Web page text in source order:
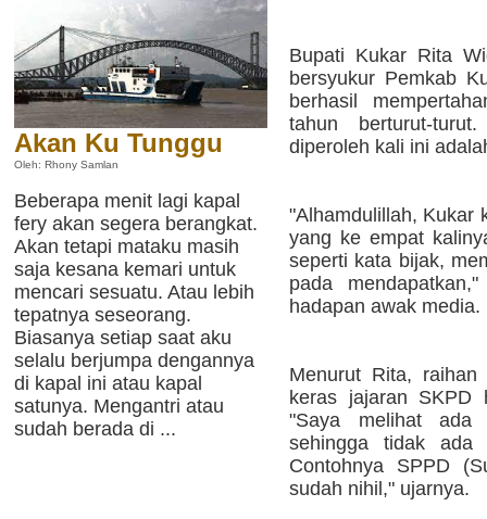
Akan Ku Tunggu
Oleh: Rhony Samlan
Beberapa menit lagi kapal
fery akan segera berangkat.
Akan tetapi mataku masih
saja kesana kemari untuk
mencari sesuatu. Atau lebih
tepatnya seseorang.
Biasanya setiap saat aku
selalu berjumpa dengannya
di kapal ini atau kapal
satunya. Mengantri atau
sudah berada di ...
Bupati Kukar Rita
bersyukur Pemkab
berhasil
tahun berturut-
diperoleh kali ini
"Alhamdulillah, Kukar
yang ke empat
seperti kata bijak,
pada
hadapan awak media.
Menurut Rita,
keras jajaran SKPD
"Saya melihat ada
sehingga tidak ada
Contohnya SPPD
sudah nihil," ujarnya.